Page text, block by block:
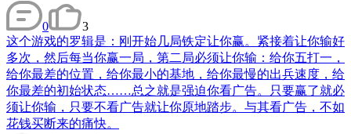
0
3
这个游戏的罗辑是：刚开始几局铁定让你赢。紧接着让你输好
多次，然后每当你赢一局，第二局必须让你输：给你五打一，
给你最差的位置，给你最小的基地，给你最慢的出兵速度，给
你最差的初始状态……总之就是强迫你看广告。只要赢了就必
须让你输，只要不看广告就让你原地踏步。与其看广告，不如
花钱买断来的痛快。